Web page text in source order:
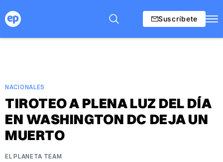
Suscríbete
NACIONALES
TIROTEO A PLENA LUZ DEL DÍA
EN WASHINGTON DC DEJA UN
MUERTO
EL PLANETA TEAM